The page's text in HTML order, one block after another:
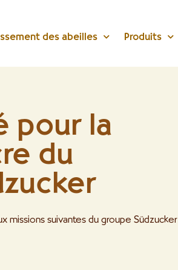
des abeilles Produits
pour la
du
missions suivantes du groupe Südzucker